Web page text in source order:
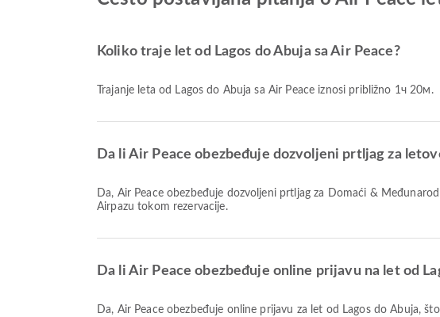
Koliko traje let od Lagos do Abuja sa Air Peace?
Trajanje leta od Lagos do Abuja sa Air Peace iznosi približno 1ч 20м.
Da li Air Peace obezbeđuje dozvoljeni prtljag za
Da, Air Peace obezbeđuje dozvoljeni prtljag za Domaći & Međunarodno letove od Lagos do Abuja. Detalji zavise od vrste karte i destinacije. Detalje o prtljagu možete videti na
Airpazu tokom rezervacije.
Da li Air Peace obezbeđuje online prijavu na let od
Da, Air Peace obezbeđuje online prijavu za let od Lagos do Abuja,